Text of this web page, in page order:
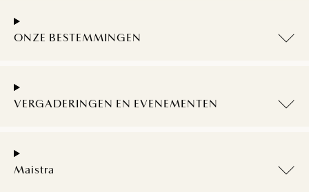
ONZE BESTEMMINGEN
VERGADERINGEN EN EVENEMENTEN
Maistra